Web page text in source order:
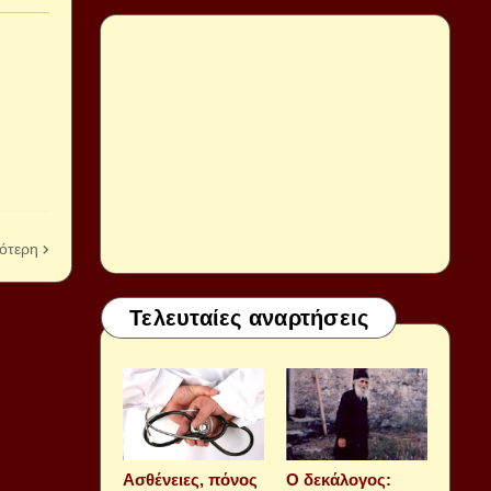
Τελευταίες αναρτήσεις
Aσθένειες, πόνος
Ο δεκάλογος: